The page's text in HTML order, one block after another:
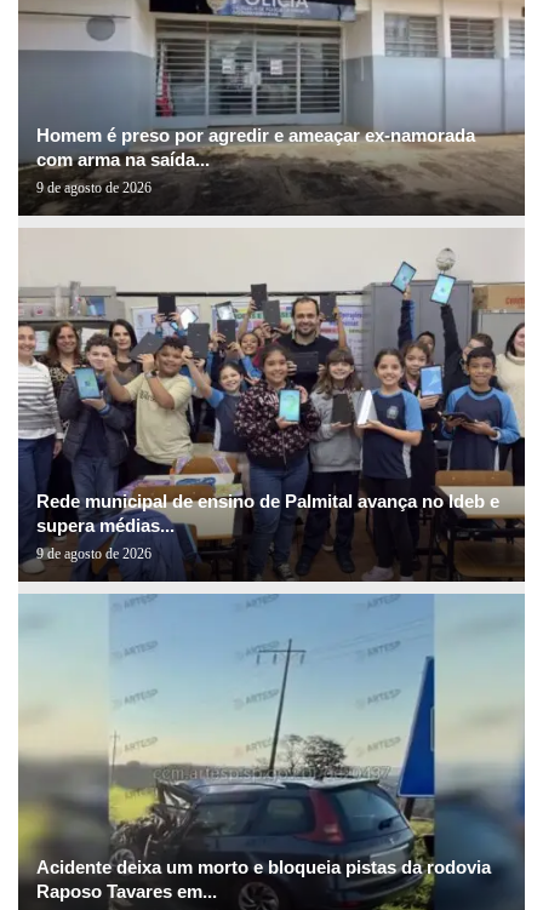
Homem é preso por agredir e ameaçar ex-namorada
com arma na saída...
9 de agosto de 2026
Rede municipal de ensino de Palmital avança no Ideb e
supera médias...
9 de agosto de 2026
Acidente deixa um morto e bloqueia pistas da rodovia
Raposo Tavares em...